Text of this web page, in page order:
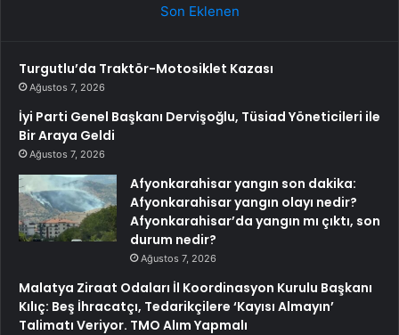
Son Eklenen
Turgutlu’da Traktör-Motosiklet Kazası
Ağustos 7, 2026
İyi Parti Genel Başkanı Dervişoğlu, Tüsiad Yöneticileri ile
Bir Araya Geldi
Ağustos 7, 2026
Afyonkarahisar yangın son dakika:
Afyonkarahisar yangın olayı nedir?
Afyonkarahisar’da yangın mı çıktı, son
durum nedir?
Ağustos 7, 2026
Malatya Ziraat Odaları İl Koordinasyon Kurulu Başkanı
Kılıç: Beş İhracatçı, Tedarikçilere ‘Kayısı Almayın’
Talimatı Veriyor. TMO Alım Yapmalı